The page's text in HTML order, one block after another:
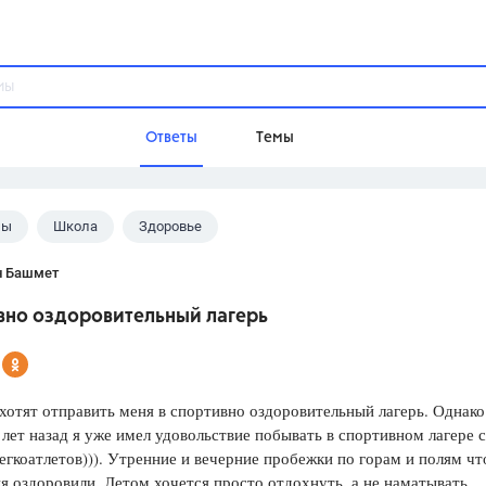
Ответы Темы
Школа
Учебники
Разумовская М.М.,Габриелян
Школа Здоровье
Башмет
оздоровительный лагерь
отправить меня в спортивно оздоровительный лагерь. Однако
лет назад я уже имел удовольствие побывать в спортивном лагере с
Утренние и вечерние пробежки по горам и полям
оздоровили. Летом хочется просто отдохнуть, а не наматывать